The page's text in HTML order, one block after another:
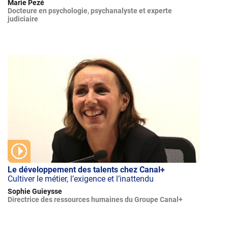
Marie Pezé
Docteure en psychologie, psychanalyste et experte
judiciaire
Le développement des talents chez Canal+
Cultiver le métier, l’exigence et l’inattendu
Sophie Guieysse
Directrice des ressources humaines du Groupe Canal+